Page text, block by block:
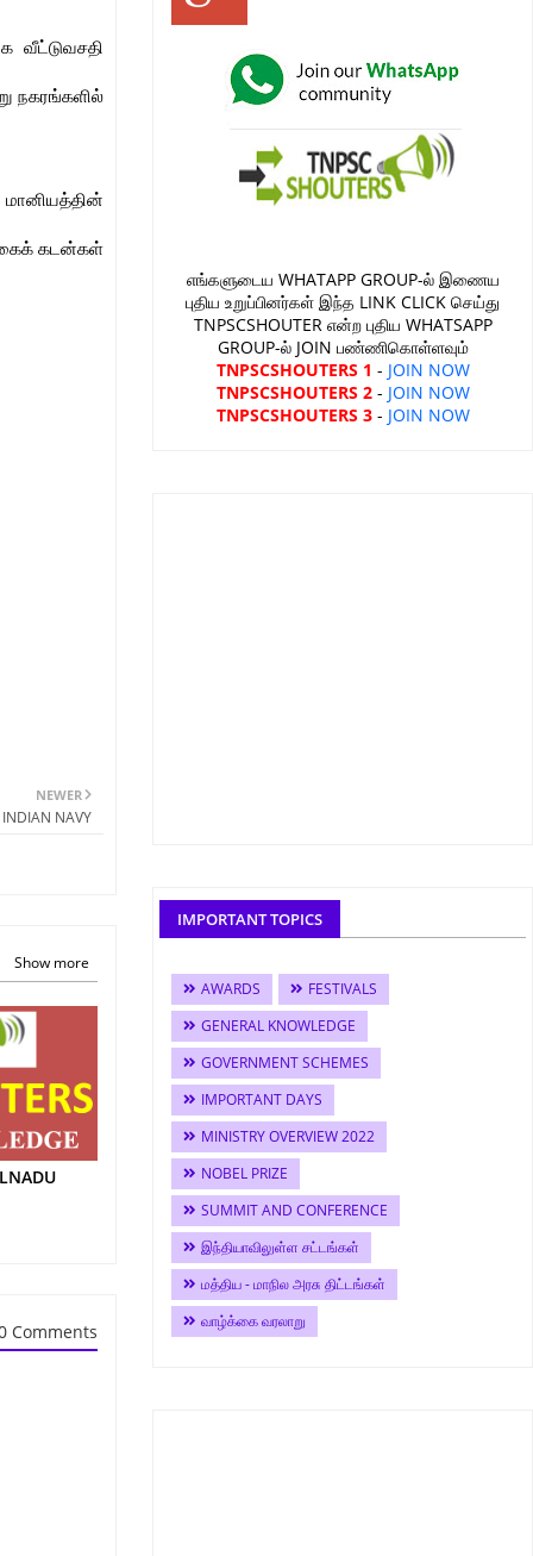
வீட்டுவசதி
நகரங்களில்
மானியத்தின்
கடன்கள்
NEWER
NAVY
Show more
Comments
எங்களுடைய WHATAPP GROUP-ல் இணைய
புதிய உறுப்பினர்கள் இந்த LINK CLICK செய்து
TNPSCSHOUTER என்ற புதிய WHATSAPP
GROUP-ல் JOIN பண்ணிகொள்ளவும்
TNPSCSHOUTERS 1 - JOIN NOW
TNPSCSHOUTERS 2- JOIN NOW
TNPSCSHOUTERS 3- JOIN NOW
IMPORTANT TOPICS
AWARDS
FESTIVALS
GENERAL KNOWLEDGE
GOVERNMENT SCHEMES
IMPORTANT DAYS
MINISTRY OVERVIEW 2022
NOBEL PRIZE
SUMMIT AND CONFERENCE
இந்தியாவிலுள்ள சட்டங்கள்
மத்திய - மாநில அரசு திட்டங்கள்
வாழ்க்கை வரலாறு